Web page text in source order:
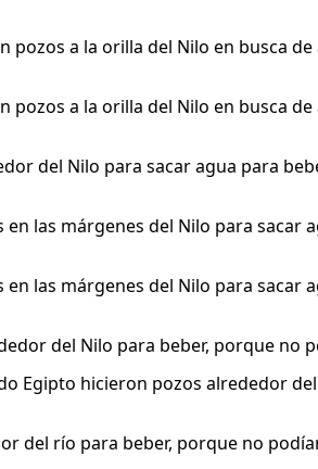
pozos a la orilla del Nilo en busca
pozos a la orilla del Nilo en busca
del Nilo para sacar agua para
las márgenes del Nilo para sacar
las márgenes del Nilo para sacar
del Nilo para beber, porque no
Egipto hicieron pozos alrededor
del río para beber, porque no